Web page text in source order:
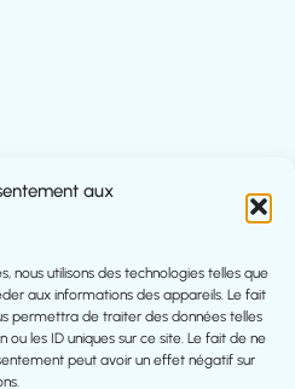
aux
nous utilisons des technologies telles que
aux informations des appareils. Le fait
permettra de traiter des données telles
les ID uniques sur ce site. Le fait de ne
peut avoir un effet négatif sur